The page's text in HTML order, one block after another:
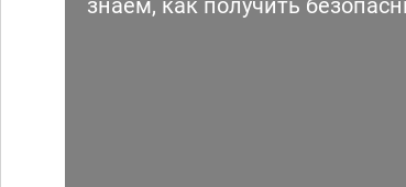
знаем, как получить